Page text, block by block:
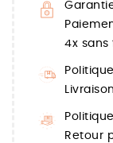
4x sans
Retour